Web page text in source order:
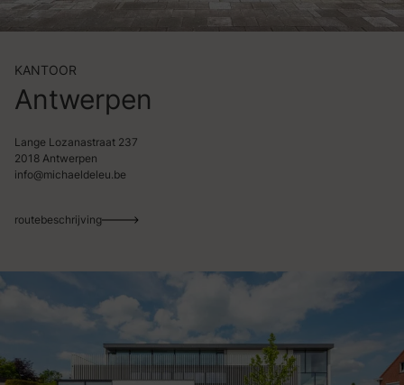
KANTOOR
Antwerpen
Lange Lozanastraat 237
2018 Antwerpen
info@michaeldeleu.be
routebeschrijving